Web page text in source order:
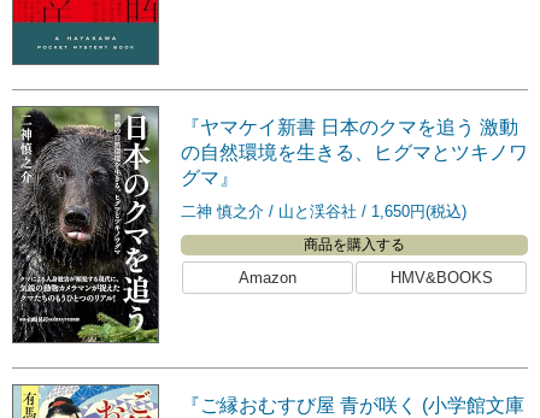
『ヤマケイ新書 日本のクマを追う 激動
の自然環境を生きる、ヒグマとツキノワ
グマ』
二神 慎之介 山と渓谷社 1,650円(税込)
商品を購入する
Amazon HMV&BOOKS
『ご縁おむすび屋 青が咲く (小学館文庫